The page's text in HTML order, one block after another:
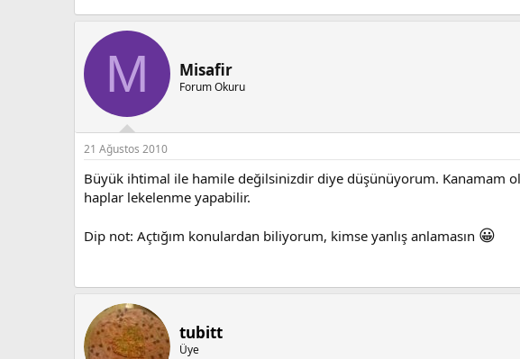
M Misafir
Forum Okuru
21 Ağustos 2010
Büyük ihtimal ile hamile değilsinizdir diye düşünüyorum. Kanamam
haplar lekelenme yapabilir.
Dip not: Açtığım konulardan biliyorum, kimse yanlış anlamasın 😀
tubitt
Üye